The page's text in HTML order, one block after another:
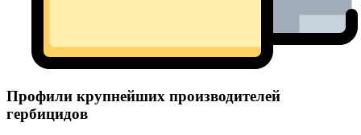
Профили крупнейших производителей
гербицидов